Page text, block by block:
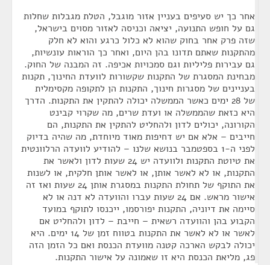
אחר כך יש סעיפים בעניין אזור מוגבל, הטלת מגבלות שחלות
גם על חופש התנועה, יציאה וכניסה לאזור מסוים בישראל,
שזה פרק אחר בחוק שהוא לא כלול כרגע והוא לא חלק
מהתקנות שאתם תדונו בהן היום, ואחר כך הוראות עונשיות,
גם עבירות פליליות וגם סמכויות אכיפה. זה המבנה של החוק.
מבחינת המסגרת של התקנות שקשורות לוועדת החינוך, תקנות
בעניינים של מסגרות חינוך, התקנות הן לתקופה מקסימלית
של 28 ימים כאשר הממשלה יכולה להתקין את התקנות. הדרך
היא כזאת שהממשלה או ועדת שרים, מה שקרוי קבינט
הקורונה, יכולים לדון ולהחליט להתקין את התקנות, הם
חייבים – אלא אם יש דחיפות מאוד מיוחדת, מה שהיה בדיוק
לפני ה-1 בספטמבר בנושא שלנו – להודיע לוועדה הרלוונטית
את טיוטת התקנות ולוועדה יש 24 שעות לדון ולאשר את
התקנות, או לא לאשר אותן, או לאשר אותן חלקית, או לשנות
את התוקף של תחולת התקנות במסגרת אותן 24 שעות ואז זה
אישור מראש. אם 24 שעות עברו והוועדה לא דנה או לא
סיימה את דיוניה, התקנות יפורסמו, ייכנסו לתוקף במועד
הקבוע בהן והוועדה רשאית – חייבת – לדון ולהחליט אם
לאשר או לא לאשר את התקנות בטווח זמן של 14 ימים. היא
יכולה לבקש הארכה קטנה מוועדת הכנסת ואם כל הזמן הזה
פג, מליאת הכנסת היא זו שאמונה על אישור התקנות.